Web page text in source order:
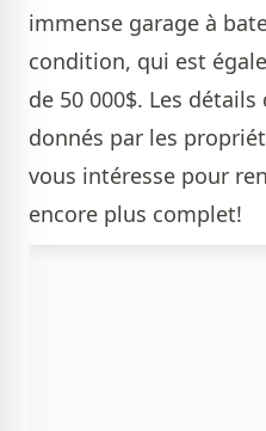
immense garage à
condition, qui est
de 50 000$. Les
donnés par les
vous intéresse pour
encore plus complet!